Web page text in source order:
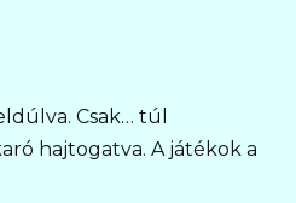
Csak… túl
hajtogatva. A játékok a